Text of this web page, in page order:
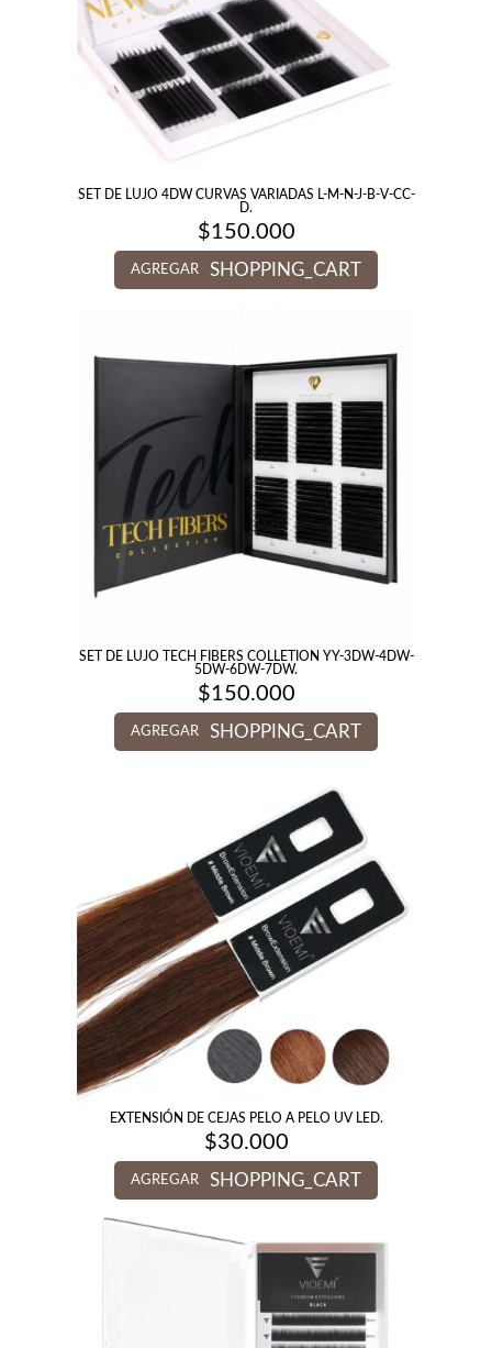
SET DE LUJO 4DW CURVAS VARIADAS L-M-N-J-B-V-CC-
D.
$150.000
AGREGAR SHOPPING_CART
SET DE LUJO TECH FIBERS COLLETION YY-3DW-4DW-
5DW-6DW-7DW.
$150.000
AGREGAR SHOPPING_CART
EXTENSIÓN DE CEJAS PELO A PELO UV LED.
$30.000
AGREGAR SHOPPING_CART